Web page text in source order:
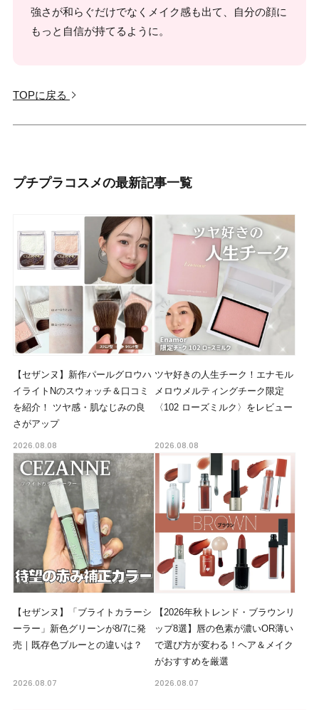
強さが和らぐだけでなくメイク感も出て、自分の顔に
もっと自信が持てるように。
TOPに戻る
プチプラコスメの最新記事一覧
【セザンヌ】新作パールグロウハ
イライトNのスウォッチ＆口コミ
を紹介！ ツヤ感・肌なじみの良
さがアップ
2026.08.08
ツヤ好きの人生チーク！エナモル
メロウメルティングチーク限定
〈102 ローズミルク〉をレビュー
2026.08.08
【セザンヌ】「ブライトカラーシ
ーラー」新色グリーンが8/7に発
売｜既存色ブルーとの違いは？
2026.08.07
【2026年秋トレンド・ブラウンリ
ップ8選】唇の色素が濃いOR薄い
で選び方が変わる！ヘア＆メイク
がおすすめを厳選
2026.08.07